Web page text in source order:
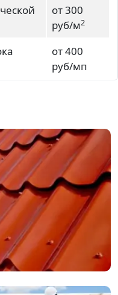
от 300
руб/м2
от 400
руб/мп